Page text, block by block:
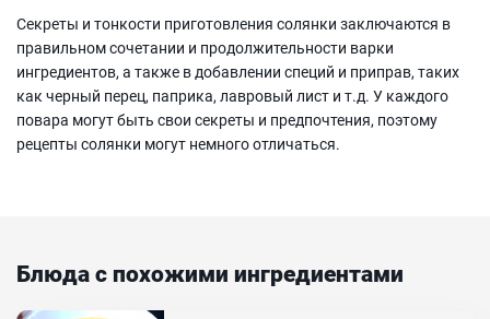
Секреты и тонкости приготовления солянки заключаются в
правильном сочетании и продолжительности варки
ингредиентов, а также в добавлении специй и приправ, таких
как черный перец, паприка, лавровый лист и т.д. У каждого
повара могут быть свои секреты и предпочтения, поэтому
рецепты солянки могут немного отличаться.
Блюда с похожими ингредиентами